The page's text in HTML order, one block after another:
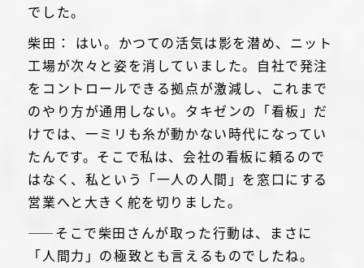
でした。
柴田： はい。かつての活気は影を潜め、ニット
工場が次々と姿を消していました。自社で発注
をコントロールできる拠点が激減し、これまで
のやり方が通用しない。タキゼンの「看板」だ
けでは、一ミリも糸が動かない時代になってい
たんです。そこで私は、会社の看板に頼るので
はなく、私という「一人の人間」を窓口にする
営業へと大きく舵を切りました。
――そこで柴田さんが取った行動は、まさに
「人間力」の極致とも言えるものでしたね。